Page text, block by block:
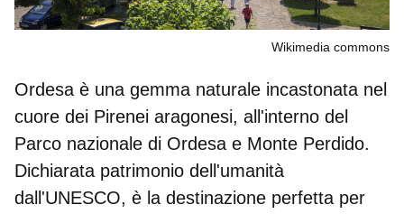
Wikimedia commons
Ordesa è una gemma naturale incastonata nel
cuore dei Pirenei aragonesi, all'interno del
Parco nazionale di Ordesa e Monte Perdido.
Dichiarata patrimonio dell'umanità
dall'UNESCO, è la destinazione perfetta per